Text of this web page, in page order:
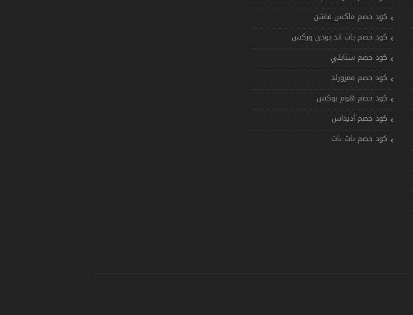
كود خصم ماكس فاشن
كود خصم باث اند بودي وركس
كود خصم ستايلي
كود خصم ممزورلد
كود خصم هوم بوكس
كود خصم أديداس
كود خصم بات بات